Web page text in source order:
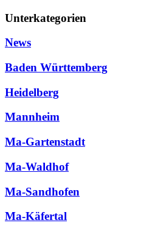
Unterkategorien
News
Baden Württemberg
Heidelberg
Mannheim
Ma-Gartenstadt
Ma-Waldhof
Ma-Sandhofen
Ma-Käfertal